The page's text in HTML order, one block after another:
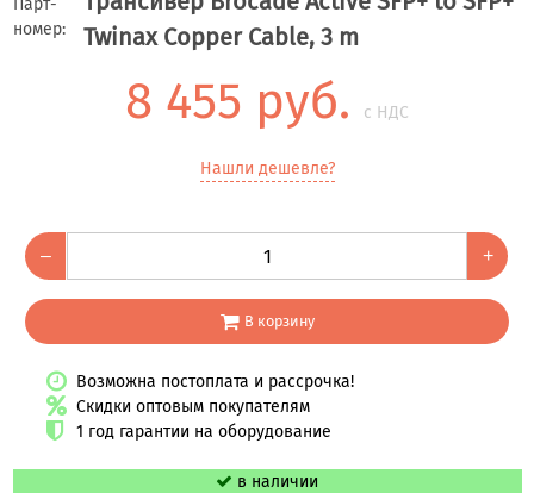
Парт-
номер:
Twinax Copper Cable, 3 m
8 455 руб. с НДС
Нашли дешевле?
– +
В корзину
Возможна постоплата и рассрочка!
Скидки оптовым покупателям
1 год гарантии на оборудование
в наличии